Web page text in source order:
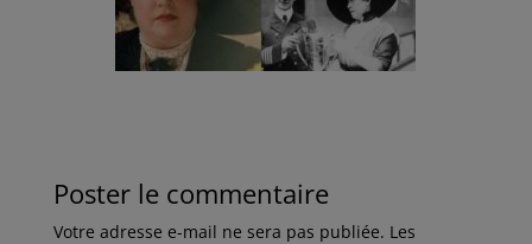
Poster le commentaire
Votre adresse e-mail ne sera pas publiée. Les